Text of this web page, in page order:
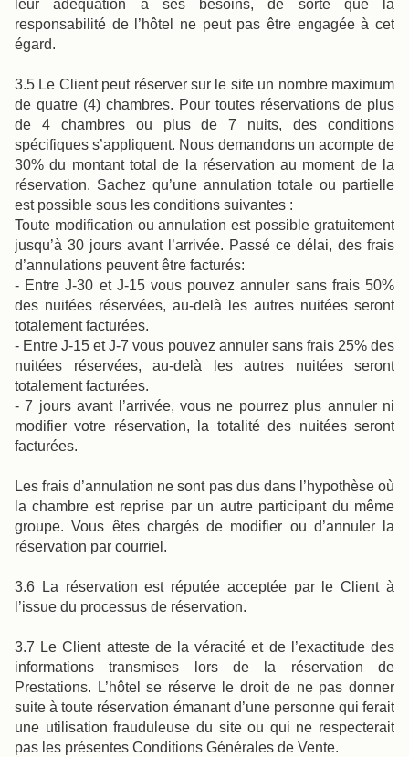
leur adéquation à ses besoins, de sorte que la
responsabilité de l’hôtel ne peut pas être engagée à cet
égard.
3.5 Le Client peut réserver sur le site un nombre maximum
de quatre (4) chambres. Pour toutes réservations de plus
de 4 chambres ou plus de 7 nuits, des conditions
spécifiques s’appliquent. Nous demandons un acompte de
30% du montant total de la réservation au moment de la
réservation. Sachez qu’une annulation totale ou partielle
est possible sous les conditions suivantes :
Toute modification ou annulation est possible gratuitement
jusqu’à 30 jours avant l’arrivée. Passé ce délai, des frais
d’annulations peuvent être facturés:
- Entre J-30 et J-15 vous pouvez annuler sans frais 50%
des nuitées réservées, au-delà les autres nuitées seront
totalement facturées.
- Entre J-15 et J-7 vous pouvez annuler sans frais 25% des
nuitées réservées, au-delà les autres nuitées seront
totalement facturées.
- 7 jours avant l’arrivée, vous ne pourrez plus annuler ni
modifier votre réservation, la totalité des nuitées seront
facturées.
Les frais d’annulation ne sont pas dus dans l’hypothèse où
la chambre est reprise par un autre participant du même
groupe. Vous êtes chargés de modifier ou d’annuler la
réservation par courriel.
3.6 La réservation est réputée acceptée par le Client à
l’issue du processus de réservation.
3.7 Le Client atteste de la véracité et de l’exactitude des
informations transmises lors de la réservation de
Prestations. L’hôtel se réserve le droit de ne pas donner
suite à toute réservation émanant d’une personne qui ferait
une utilisation frauduleuse du site ou qui ne respecterait
pas les présentes Conditions Générales de Vente.